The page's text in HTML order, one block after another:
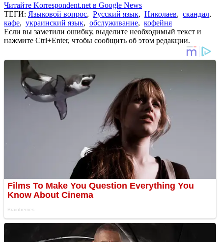
Читайте Korrespondent.net в Google News
ТЕГИ: Языковой вопрос, Русский язык, Николаев, скандал,
кафе, украинский язык, обслуживание, кофейня
Если вы заметили ошибку, выделите необходимый текст и
нажмите Ctrl+Enter, чтобы сообщить об этом редакции.